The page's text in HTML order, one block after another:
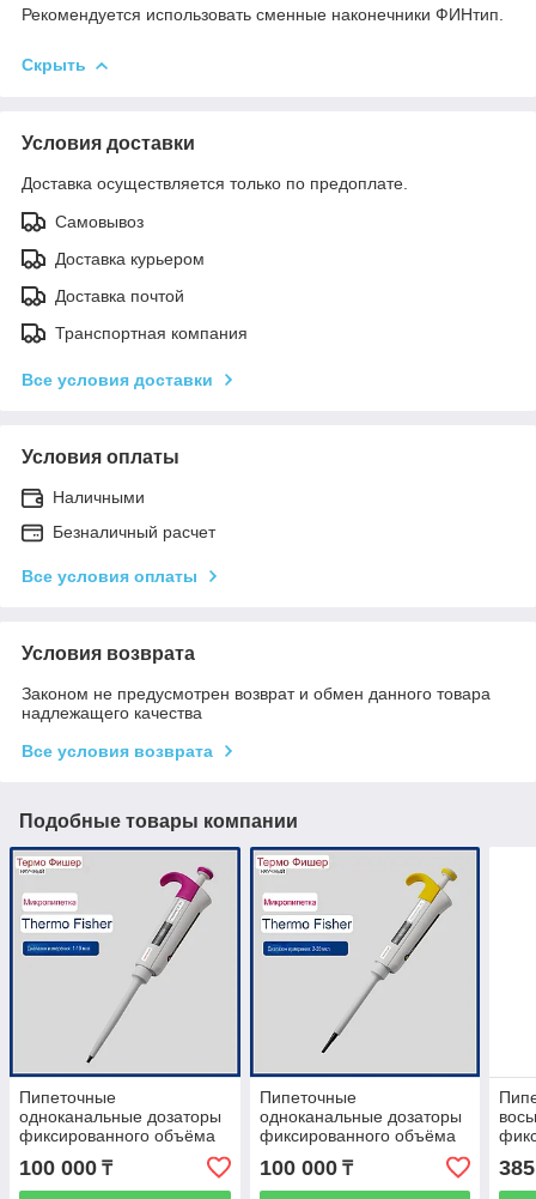
Рекомендуется использовать сменные наконечники ФИНтип.
Скрыть
Условия доставки
Доставка осуществляется только по предоплате.
Самовывоз
Доставка курьером
Доставка почтой
Транспортная компания
Все условия доставки
Условия оплаты
Наличными
Безналичный расчет
Все условия оплаты
Условия возврата
Законом не предусмотрен возврат и обмен данного товара
надлежащего качества
Все условия возврата
Подобные товары компании
Пипеточные
одноканальные дозаторы
фиксированного объёма
1-10 мкл Thermo Scientific
Лайт
100 000 ₸
Пипеточные
одноканальные дозаторы
фиксированного объёма
2-20 мкл Thermo Scientific
Лайт
100 000₸
Лайт